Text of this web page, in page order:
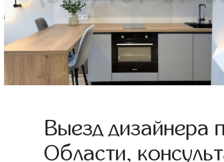
Выезд дизайнера
Области,